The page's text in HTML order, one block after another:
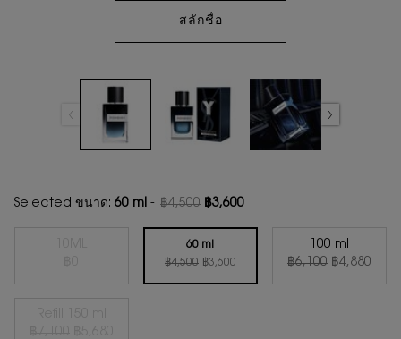
สลักชื่อ
Selected ขนาด: 60 ml - ฿4,500 ฿3,600
สินค้าหมดแล้วค่ะ {0} Selected
60 ml
ราคาเก่า
฿4,500 ราคาใหม่
฿3,600
, 2 of 4 Selected
100 ml
ราคาเก่า
฿6,100 ราคาใหม่
฿4,880
, 3 of 4